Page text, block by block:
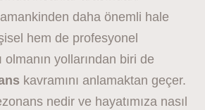
daha önemli hale
hem de profesyonel
olmanın yollarından biri de
kavramını anlamaktan geçer.
nedir ve hayatımıza nasıl